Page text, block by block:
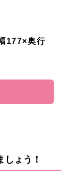
177×奥行
ょう！